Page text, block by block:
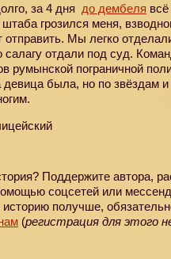
за 4 дня до дембеля
грозился меня,
отправить. Мы легко
салагу отдали под суд.
румынской пограничной
девица была, но по звёздам и
Поддержите автора,
соцсетей или
получше,
(регистрация для этого